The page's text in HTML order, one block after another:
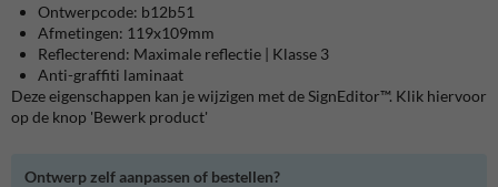
Ontwerpcode: b12b51
Afmetingen: 119x109mm
Reflecterend: Maximale reflectie | Klasse 3
Anti-graffiti laminaat
Deze eigenschappen kan je wijzigen met de SignEditor™. Klik hiervoor
op de knop 'Bewerk product'
Ontwerp zelf aanpassen of bestellen?